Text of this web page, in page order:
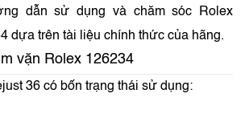
dẫn sử dụng và chăm sóc Rolex
dựa trên tài liệu chính thức của hãng.
vặn Rolex 126234
36 có bốn trạng thái sử dụng: